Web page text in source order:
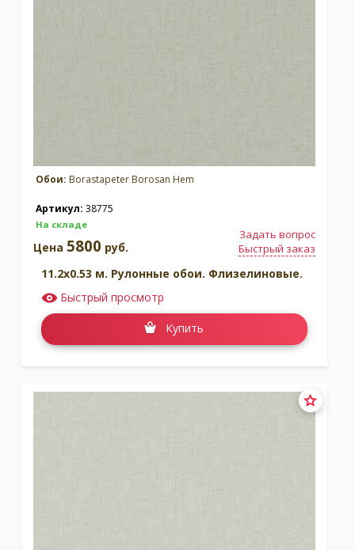
Обои: Borastapeter Borosan Hem
Артикул: 38775
На складе
Задать вопрос
Быстрый заказ
Цена 5800 руб.
11.2x0.53 м. Рулонные обои. Флизелиновые.
Быстрый просмотр
Купить